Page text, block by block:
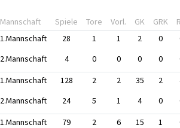
Mannschaft Spiele Tore Vorl. GK GRK
1.Mannschaft 28 1 1 2 0
2.Mannschaft
4 0 0 0 0
1.Mannschaft 128 2 2 35 2
2.Mannschaft
24 5 1 4 0
1.Mannschaft 79 2 6 15 1